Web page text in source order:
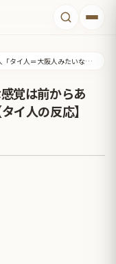
日本人「タイ人＝大阪人みたいな感覚は前からある…笑」→タイ人から共感の声【タイ人の反応】
覚は前からあ
イ人の反応】